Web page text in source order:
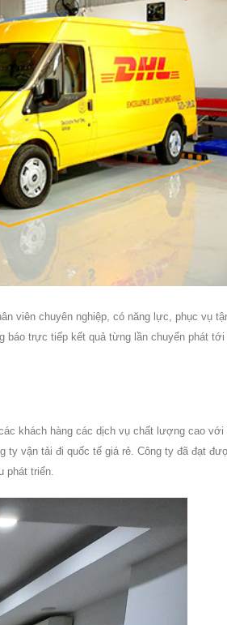
viên chuyên nghiệp, có năng lực, phục vụ
trực tiếp kết quả từng lần chuyển phát tới
khách hàng các dịch vụ chất lượng cao với
ty vận tải đi quốc tế giá rẻ. Công ty đã đạt
phát triển.